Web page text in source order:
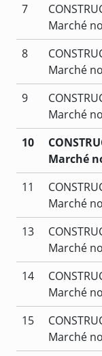
7
Marché
8
Marché
9
Marché
10
Marché
11
Marché
13
Marché
14
Marché
15
Marché